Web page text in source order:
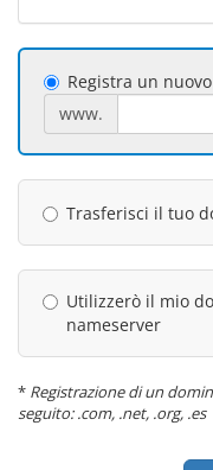
Registra un
www.
Trasferisci il tuo
Utilizzerò il mio
nameserver
* Registrazione di un
seguito: .com, .net, .org, .es